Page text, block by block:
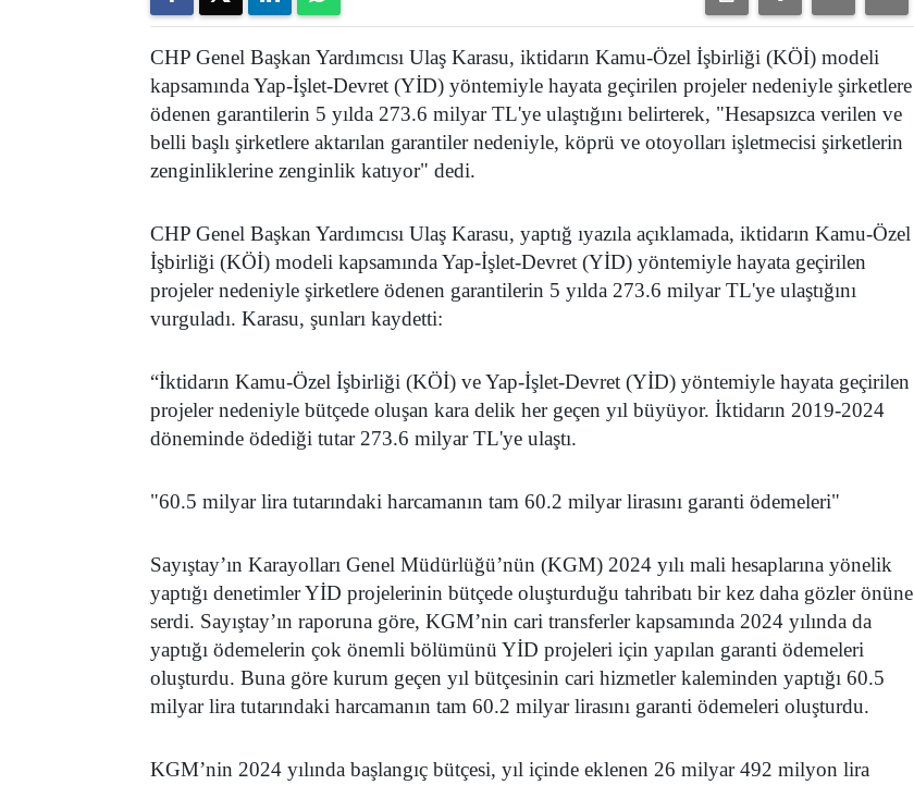
CHP Genel Başkan Yardımcısı Ulaş Karasu, iktidarın Kamu-Özel İşbirliği (KÖİ) modeli
kapsamında Yap-İşlet-Devret (YİD) yöntemiyle hayata geçirilen projeler nedeniyle şirketlere
ödenen garantilerin 5 yılda 273.6 milyar TL'ye ulaştığını belirterek, "Hesapsızca verilen ve
belli başlı şirketlere aktarılan garantiler nedeniyle, köprü ve otoyolları işletmecisi şirketlerin
zenginliklerine zenginlik katıyor" dedi.
CHP Genel Başkan Yardımcısı Ulaş Karasu, yaptığ ıyazıla açıklamada, iktidarın Kamu-Özel
İşbirliği (KÖİ) modeli kapsamında Yap-İşlet-Devret (YİD) yöntemiyle hayata geçirilen
projeler nedeniyle şirketlere ödenen garantilerin 5 yılda 273.6 milyar TL'ye ulaştığını
vurguladı. Karasu, şunları kaydetti:
“İktidarın Kamu-Özel İşbirliği (KÖİ) ve Yap-İşlet-Devret (YİD) yöntemiyle hayata geçirilen
projeler nedeniyle bütçede oluşan kara delik her geçen yıl büyüyor. İktidarın 2019-2024
döneminde ödediği tutar 273.6 milyar TL'ye ulaştı.
"60.5 milyar lira tutarındaki harcamanın tam 60.2 milyar lirasını garanti ödemeleri"
Sayıştay’ın Karayolları Genel Müdürlüğü’nün (KGM) 2024 yılı mali hesaplarına yönelik
yaptığı denetimler YİD projelerinin bütçede oluşturduğu tahribatı bir kez daha gözler önüne
serdi. Sayıştay’ın raporuna göre, KGM’nin cari transferler kapsamında 2024 yılında da
yaptığı ödemelerin çok önemli bölümünü YİD projeleri için yapılan garanti ödemeleri
oluşturdu. Buna göre kurum geçen yıl bütçesinin cari hizmetler kaleminden yaptığı 60.5
milyar lira tutarındaki harcamanın tam 60.2 milyar lirasını garanti ödemeleri oluşturdu.
KGM’nin 2024 yılında başlangıç bütçesi, yıl içinde eklenen 26 milyar 492 milyon lira